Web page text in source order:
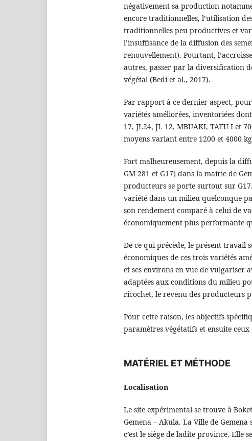
négativement sa production
encore traditionnelles, l’utilisation
traditionnelles peu productives et
l’insuffisance de la diffusion des
renouvellement). Pourtant,
autres, passer par la diversification
végétal (Bedi et al., 2017).
Par rapport à ce dernier aspect,
variétés améliorées, inventoriées
17, JL24, JL 12, MBUAKI, TATU I et
moyens variant entre 1200 et 4000
Fort malheureusement, depuis la
GM 281 et G17) dans la mairie de
producteurs se porte surtout sur
variété dans un milieu quelconque
son rendement comparé à celui de
économiquement plus performante
De ce qui précède, le présent travail
économiques de ces trois variétés
et ses environs en vue de vulgariser
adaptées aux conditions du milieu
ricochet, le revenu des producteurs
Pour cette raison, les objectifs
paramètres végétatifs et ensuite ceux
MATÉRIEL ET MÉTHODE
Localisation
Le site expérimental se trouve à
Gemena – Akula. La Ville de
c’est le siège de ladite province. Elle